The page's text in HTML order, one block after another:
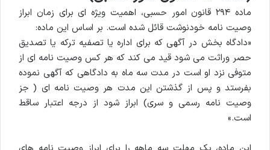
ماده ۲۹۴ قانون امور حسبی، اهمیت ویژه ای برای زمان ابراز
وصیت نامه خودنوشت قائل شده است. بر اساس این ماده:
«دادگاه بخش در آگهی که برای اداره یا تصفیه ترکه یا تصدیق
حصر وراثت می شود قید می کند که هر کس وصیت نامه ای از
متوفی نزد او است در مدت سه ماه به دادگاهی که آگهی نموده
بفرستد و پس از گذشتن این مدت هر وصیت نامه ای ( جز
وصیت نامه رسمی و سری) ابراز شود از درجه اعتبار ساقط
است.»